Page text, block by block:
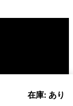
在庫: あり